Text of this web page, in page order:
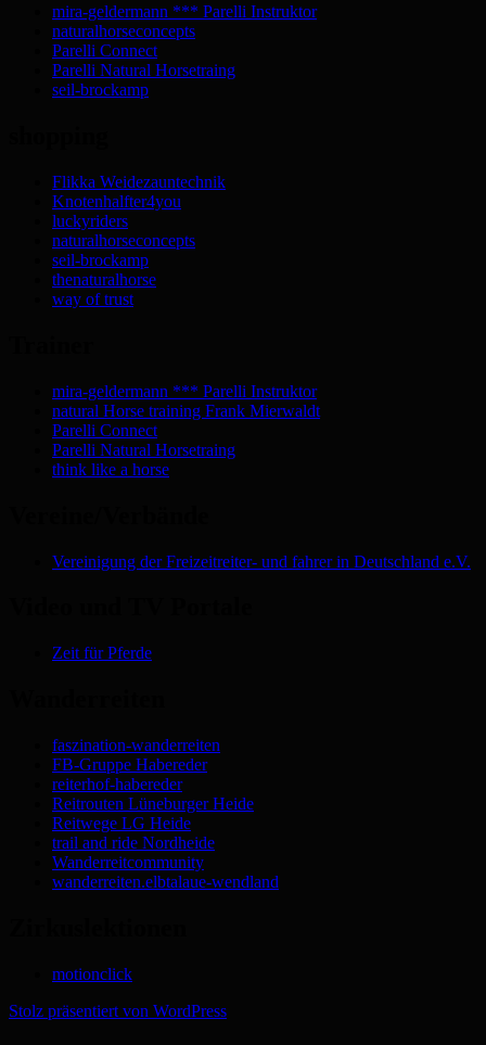
mira-geldermann *** Parelli Instruktor
naturalhorseconcepts
Parelli Connect
Parelli Natural Horsetraing
seil-brockamp
Flikka Weidezauntechnik
Knotenhalfter4you
luckyriders
naturalhorseconcepts
seil-brockamp
thenaturalhorse
way of trust
mira-geldermann *** Parelli Instruktor
natural Horse training Frank Mierwaldt
Parelli Connect
Parelli Natural Horsetraing
think like a horse
Vereinigung der Freizeitreiter- und fahrer in Deutschland e.V.
Zeit für Pferde
faszination-wanderreiten
FB-Gruppe Habereder
reiterhof-habereder
Reitrouten Lüneburger Heide
Reitwege LG Heide
trail and ride Nordheide
Wanderreitcommunity
wanderreiten.elbtalaue-wendland
motionclick
Stolz präsentiert von WordPress